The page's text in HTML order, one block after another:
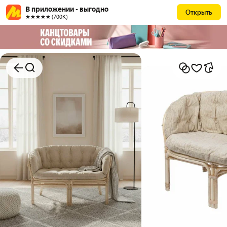
В приложении - выгодно
★★★★★ (700К)
Открыть